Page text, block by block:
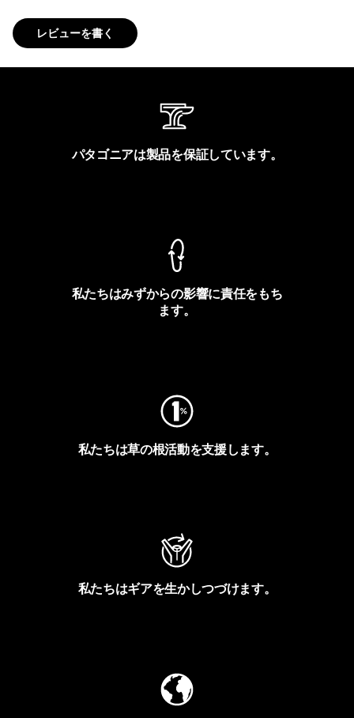
レビューを書く
パタゴニアは製品を保証しています。
私たちはみずからの影響に責任をもち
ます。
私たちは草の根活動を支援します。
私たちはギアを生かしつづけます。